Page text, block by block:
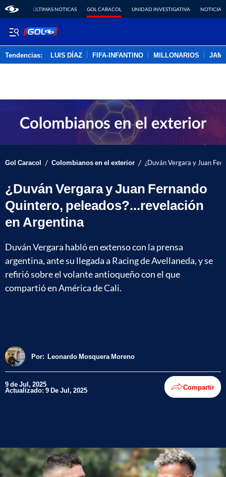
ÚLTIMAS NOTICAS GOL CARACOL UNIDAD INVESTIGATIVA NOTICIAS
Tendencias: LUIS DÍAZ FIFA-INFANTINO MILLONARIOS
Gol Caracol / Colombianos en el exterior / ¿Duván Vergara y Juan
¿Duván Vergara y Juan Fernando
Quintero, peleados?...revelación
en Argentina
Duván Vergara habló en extenso con la prensa
argentina, ante su llegada a Racing de Avellaneda, y se
refirió sobre el volante antioqueño con el que
compartió en América de Cali.
Por: Leonardo Mosquera Moreno
9 de Jul, 2025
Actualizado: 9 De Jul, 2025 Compartir